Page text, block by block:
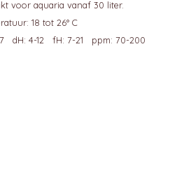
voor aquaria vanaf 30 liter.
18 tot 26° C
dH: 4-12 fH: 7-21 ppm: 70-200